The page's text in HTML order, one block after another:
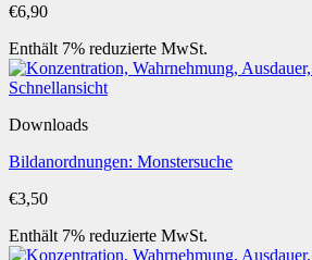
€6,90
Enthält 7% reduzierte MwSt.
Schnellansicht
Downloads
Bildanordnungen: Monstersuche
€3,50
Enthält 7% reduzierte MwSt.